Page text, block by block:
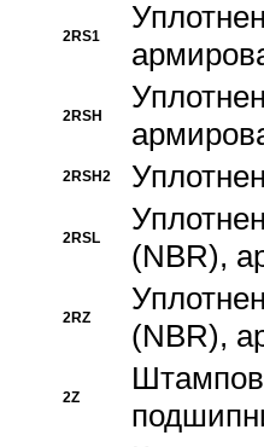
2RS1
2RSH
2RSH2
2RSL
(NBR),
2RZ
(NBR),
2Z